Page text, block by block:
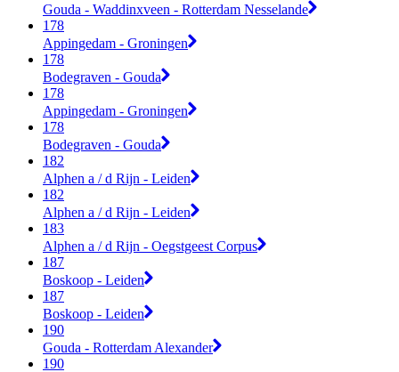
Gouda - Waddinxveen - Rotterdam Nesselande
178
Appingedam - Groningen
178
Bodegraven - Gouda
178
Appingedam - Groningen
178
Bodegraven - Gouda
182
Alphen a / d Rijn - Leiden
182
Alphen a / d Rijn - Leiden
183
Alphen a / d Rijn - Oegstgeest Corpus
187
Boskoop - Leiden
187
Boskoop - Leiden
190
Gouda - Rotterdam Alexander
190